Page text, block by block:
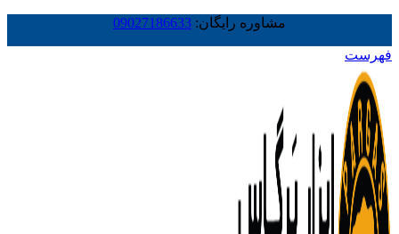
مشاوره رایگان: 09027186633
فهرست